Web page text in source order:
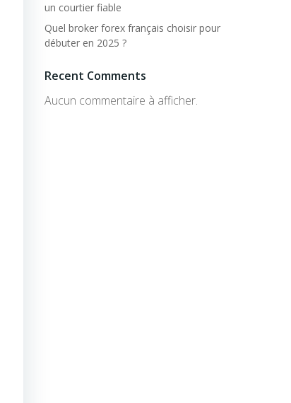
un courtier fiable
Quel broker forex français choisir pour
débuter en 2025 ?
Recent Comments
Aucun commentaire à afficher.